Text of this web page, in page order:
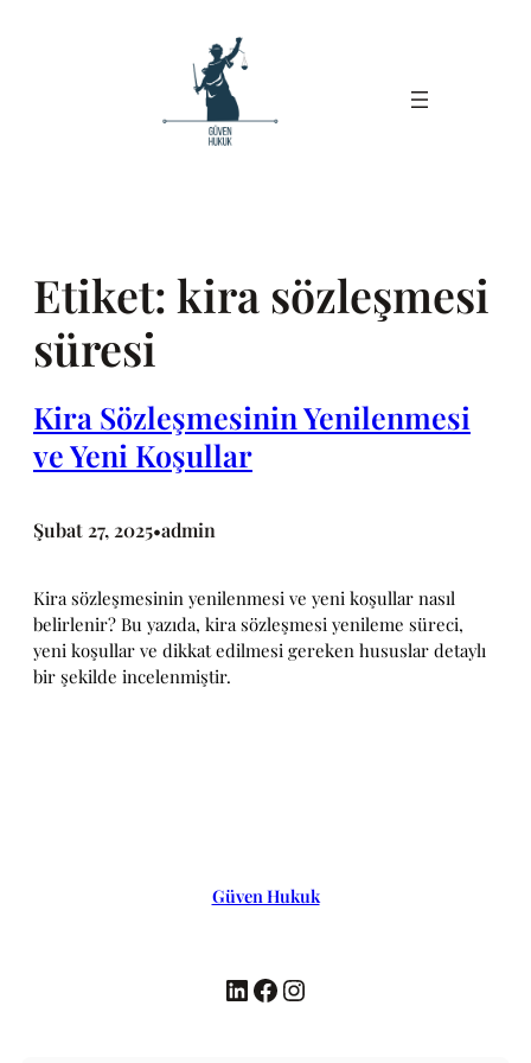
Etiket: kira sözleşmesi
süresi
Kira Sözleşmesinin Yenilenmesi
ve Yeni Koşullar
Şubat 27, 2025•admin
Kira sözleşmesinin yenilenmesi ve yeni koşullar nasıl
belirlenir? Bu yazıda, kira sözleşmesi yenileme süreci,
yeni koşullar ve dikkat edilmesi gereken hususlar detaylı
bir şekilde incelenmiştir.
Güven Hukuk
LinkedIn Facebook Instagram